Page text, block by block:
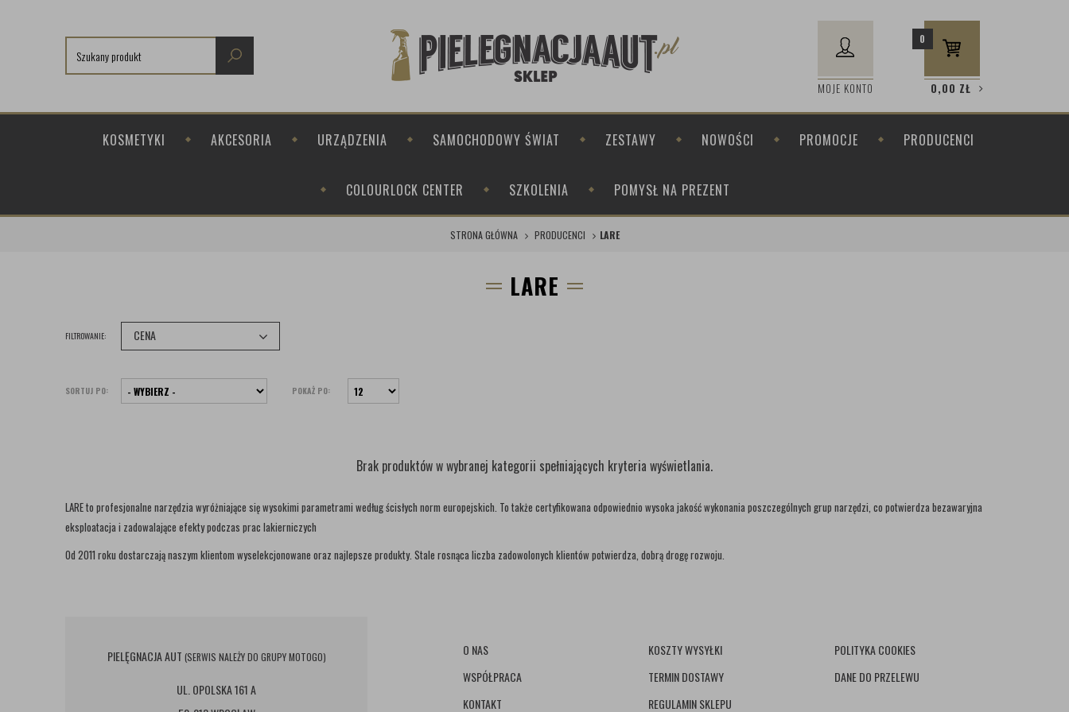
MOJE KONTO
0
0,00 ZŁ
KOSMETYKI AKCESORIA URZĄDZENIA SAMOCHODOWY ŚWIAT ZESTAWY NOWOŚCI PROMOCJE PRODUCENCI
COLOURLOCK CENTER SZKOLENIA POMYSŁ NA PREZENT
STRONA GŁÓWNA PRODUCENCI LARE
LARE
FILTROWANIE: CENA
SORTUJ PO: POKAŻ PO:
Brak produktów w wybranej kategorii spełniających kryteria wyświetlania.
LARE to profesjonalne narzędzia wyróżniające się wysokimi parametrami według ścisłych norm europejskich. To także certyfikowana odpowiednio wysoka jakość wykonania poszczególnych grup narzędzi, co potwierdza bezawaryjna
eksploatacja i zadowalające efekty podczas prac lakierniczych
Od 2011 roku dostarczają naszym klientom wyselekcjonowane oraz najlepsze produkty. Stale rosnąca liczba zadowolonych klientów potwierdza, dobrą drogę rozwoju.
PIELĘGNACJA AUT (SERWIS NALEŻY DO GRUPY MOTOGO)
UL. OPOLSKA 161 A
O NAS
WSPÓŁPRACA
KONTAKT
KOSZTY WYSYŁKI
TERMIN DOSTAWY
REGULAMIN SKLEPU
POLITYKA COOKIES
DANE DO PRZELEWU